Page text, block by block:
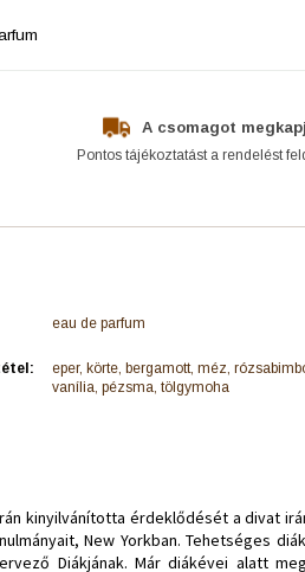
A csomagot
Pontos tájékoztatást a rendelést
eau de parfum
eper, körte, bergamott, méz,
vanília, pézsma, tölgymoha
kinyilvánította érdeklődését a divat
New Yorkban. Tehetséges
Diákjának. Már diákévei alatt